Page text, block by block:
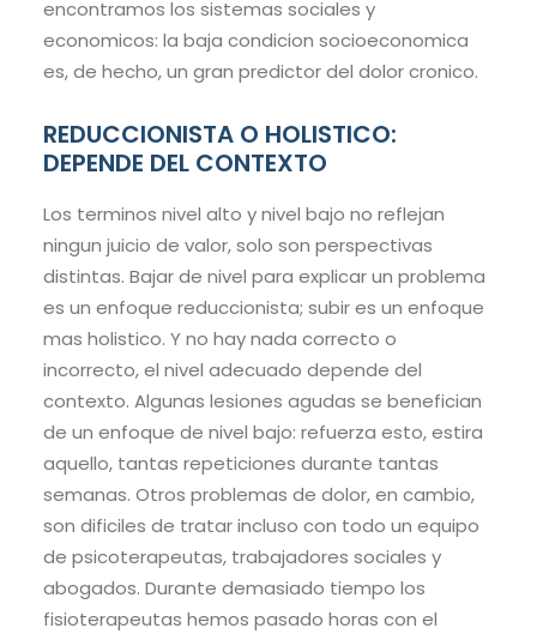
encontramos los sistemas sociales y
economicos: la baja condicion socioeconomica
es, de hecho, un gran predictor del dolor cronico.
REDUCCIONISTA O HOLISTICO:
DEPENDE DEL CONTEXTO
Los terminos nivel alto y nivel bajo no reflejan
ningun juicio de valor, solo son perspectivas
distintas. Bajar de nivel para explicar un problema
es un enfoque reduccionista; subir es un enfoque
mas holistico. Y no hay nada correcto o
incorrecto, el nivel adecuado depende del
contexto. Algunas lesiones agudas se benefician
de un enfoque de nivel bajo: refuerza esto, estira
aquello, tantas repeticiones durante tantas
semanas. Otros problemas de dolor, en cambio,
son dificiles de tratar incluso con todo un equipo
de psicoterapeutas, trabajadores sociales y
abogados. Durante demasiado tiempo los
fisioterapeutas hemos pasado horas con el